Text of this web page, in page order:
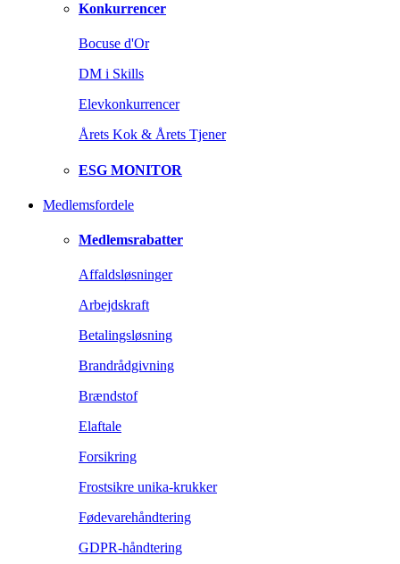
Konkurrencer
Bocuse d'Or
DM i Skills
Elevkonkurrencer
Årets Kok & Årets Tjener
ESG MONITOR
Medlemsfordele
Medlemsrabatter
Affaldsløsninger
Arbejdskraft
Betalingsløsning
Brandrådgivning
Brændstof
Elaftale
Forsikring
Frostsikre unika-krukker
Fødevarehåndtering
GDPR-håndtering